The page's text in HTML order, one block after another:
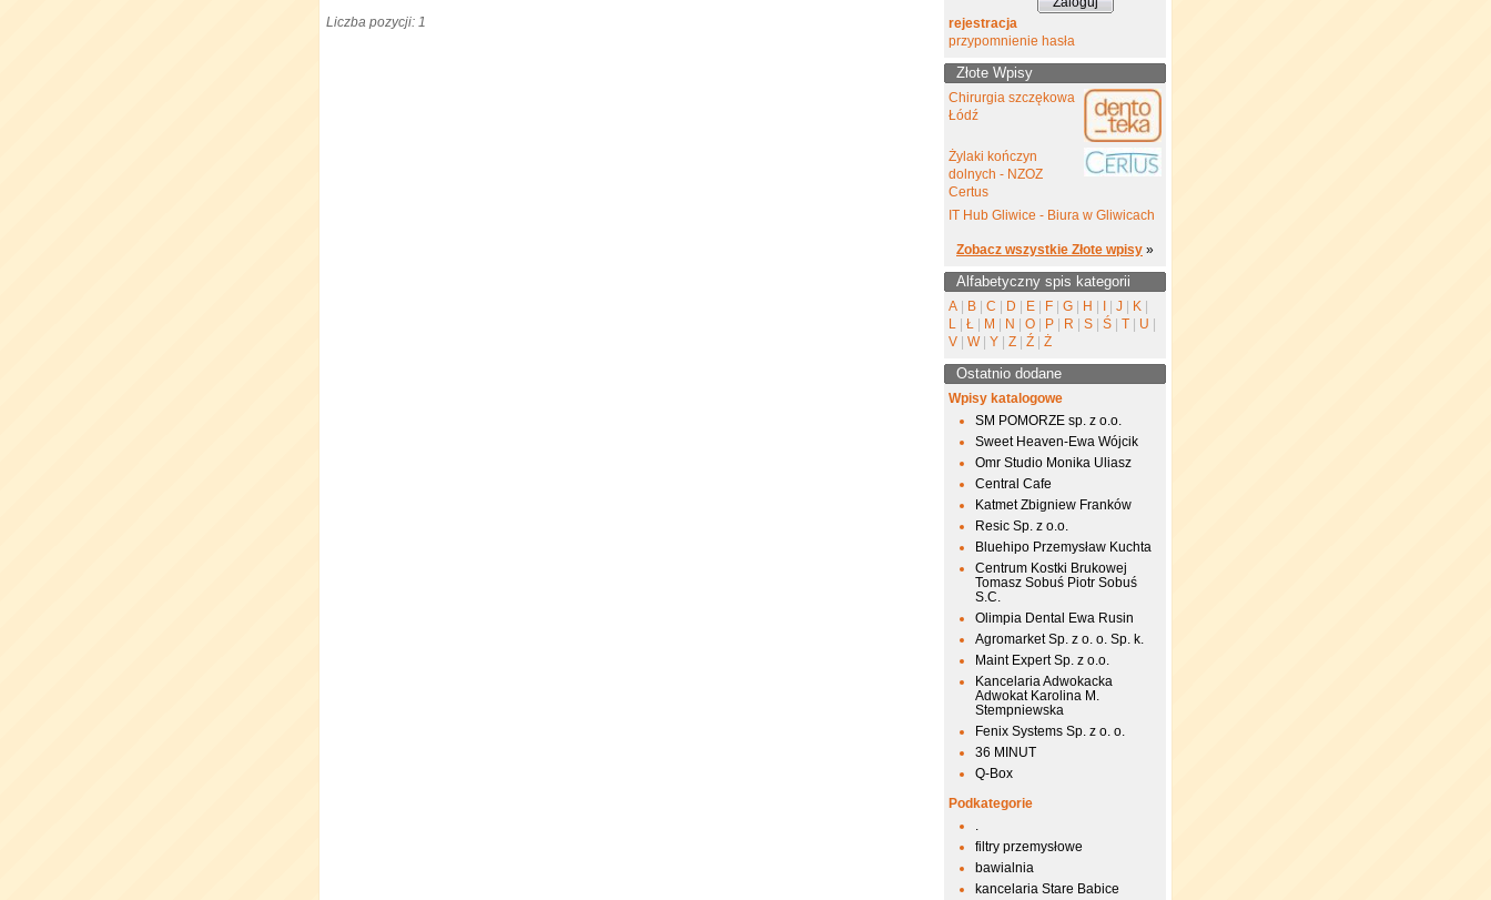
Liczba pozycji: 1
rejestracja
przypomnienie hasła
Złote Wpisy
Chirurgia szczękowa
Łódź
Żylaki kończyn
dolnych - NZOZ
Certus
IT Hub Gliwice - Biura w Gliwicach
Zobacz wszystkie Złote wpisy »
Alfabetyczny spis kategorii
A B C D E F G H J K
L
Ł M N O P R S Ś T U
V
W Y Z Ź Ż
Ostatnio dodane
Wpisy katalogowe
SM POMORZE sp. z o.o.
Sweet Heaven-Ewa Wójcik
Omr Studio Monika Uliasz
Central Cafe
Katmet Zbigniew Franków
Resic Sp. z o.o.
Bluehipo Przemysław Kuchta
Centrum Kostki Brukowej
Tomasz Sobuś Piotr Sobuś
S.C.
Olimpia Dental Ewa Rusin
Agromarket Sp. z o. o. Sp. k.
Maint Expert Sp. z o.o.
Kancelaria Adwokacka
Adwokat Karolina M.
Stempniewska
Fenix Systems Sp. z o. o.
36 MINUT
Q-Box
Podkategorie
.
filtry przemysłowe
bawialnia
kancelaria Stare Babice